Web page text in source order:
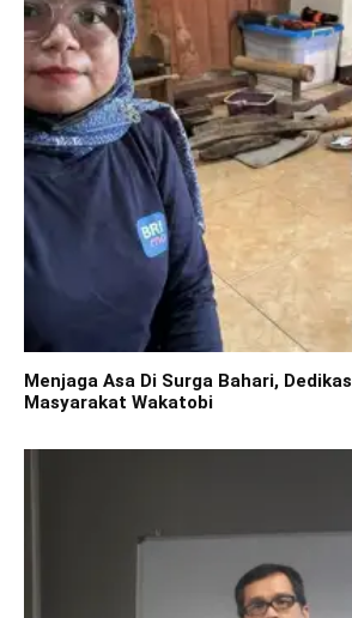
Menjaga Asa Di Surga Bahari,
Masyarakat Wakatobi